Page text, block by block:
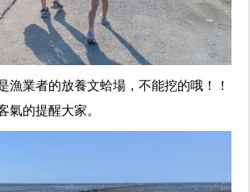
漁業者的放養文蛤場，不能挖的哦！！
氣的提醒大家。